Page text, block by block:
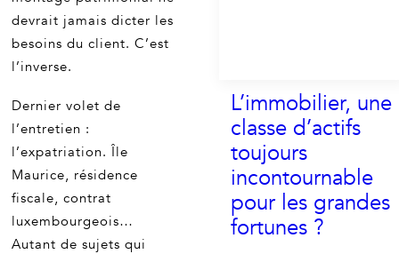
devrait jamais dicter les
besoins du client. C’est
l’inverse.
Dernier volet de
l’entretien :
l’expatriation. Île
Maurice, résidence
fiscale, contrat
luxembourgeois…
Autant de sujets qui
L’immobilier, une
classe d’actifs
toujours
incontournable
pour les grandes
fortunes ?